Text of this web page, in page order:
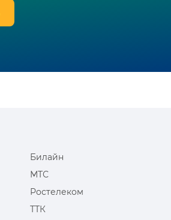
Билайн
МТС
Ростелеком
ТТК